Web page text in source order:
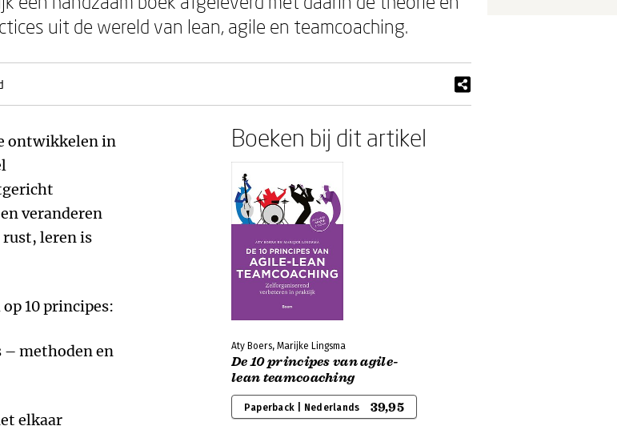
uit de wereld van lean, agile en teamcoaching.
ontwikkelen in
veranderen
rust, leren is
10 principes:
– methoden en
elkaar
Boeken bij dit artikel
Aty Boers, Marijke Lingsma
De 10 principes van agile-
lean teamcoaching
Paperback | Nederlands 39,95